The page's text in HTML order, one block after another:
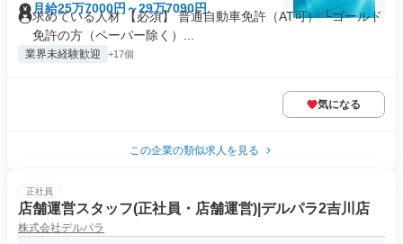
月給25万7000円～29万7090円
求めている人材 【必須】 普通自動車免許（AT可） └ゴールド
免許の方（ペーパー除く）...
業界未経験歓迎 +17個
気になる
この企業の類似求人を見る
正社員
店舗運営スタッフ(正社員・店舗運営)|デルパラ2吉川店
株式会社デルパラ